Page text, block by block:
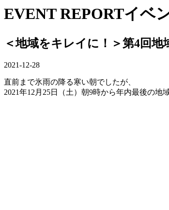
EVENT REPORTイベ
＜地域をキレイに！＞第4回地
2021-12-28
直前まで氷雨の降る寒い朝でしたが、
2021年12 月 25日（土）朝9時から年内最後の地